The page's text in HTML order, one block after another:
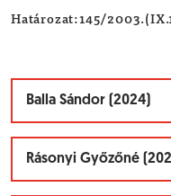
Határozat:145/
Balla Sándor (2024)
Rásonyi Győzőné